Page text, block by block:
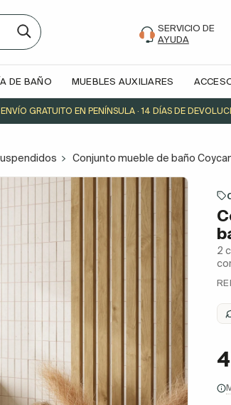
SERVICIO DE
AYUDA
DE BAÑO MUEBLES AUXILIARES
ENVÍO GRATUITO EN PENÍNSULA · 14 DÍAS DE
Conjunto mueble de baño
2